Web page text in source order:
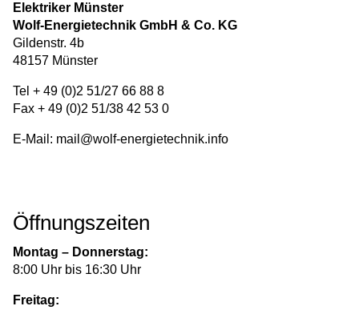
Elektriker Münster
Wolf-Energietechnik GmbH & Co. KG
Gildenstr. 4b
48157 Münster
Tel + 49 (0)2 51/27 66 88 8
Fax + 49 (0)2 51/38 42 53 0
E-Mail: mail@wolf-energietechnik.info
Öffnungszeiten
Montag – Donnerstag:
8:00 Uhr bis 16:30 Uhr
Freitag: